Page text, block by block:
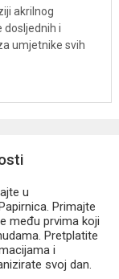
akrilnog
dosljednih i
umjetnike svih
u
Primajte
među prvima koji
Pretplatite
i
svoj dan.